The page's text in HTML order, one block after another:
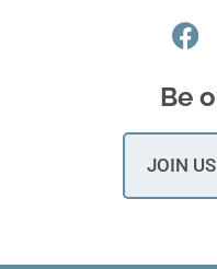
Be
JOIN